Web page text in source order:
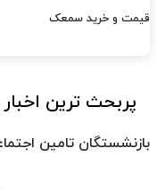
قیمت و خرید سمعک
پربحث ترین اخبار
بازنشستگان تامین